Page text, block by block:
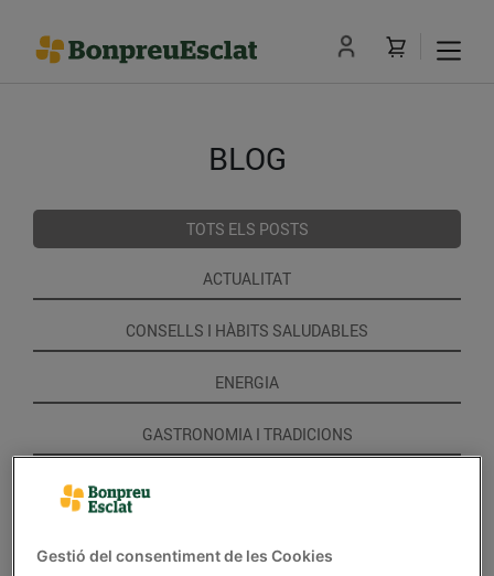
BLOG
TOTS ELS POSTS
ACTUALITAT
CONSELLS I HÀBITS SALUDABLES
ENERGIA
GASTRONOMIA I TRADICIONS
Gestió del consentiment de les Cookies